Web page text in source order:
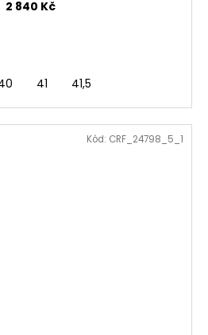
2 840 Kč
41 41,5
Kód: CRF_24798_5_1